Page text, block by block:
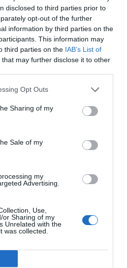
disclosed to third parties prior to
opt-out of the further
information by third parties on the
This information may
third parties on the IAB’s List of
that may further disclose it to other
Opt Outs
Sharing of my
Sale of my
my
Advertising.
Use,
or Sharing of my
Unrelated with the
was collected.
in questo portale è di nostra proprietà.
su "Calciomercato Magazine" sono in parte
nostra attenzione attraverso regolari
allegati ed autorizzati alla pubblicazione, e
i soggetti o gli autori avessero qualcosa in
), che provvederà prontamente alla rimozione.